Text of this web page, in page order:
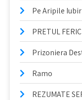
Pe Aripile
PRETUL
Prizoniera
Ramo
REZUMATE